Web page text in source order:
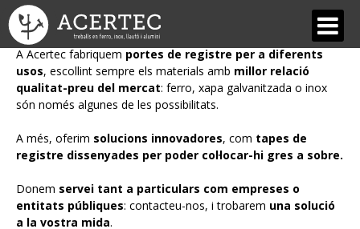
QUI SOM
Acertec
Equip
Les nostres avantatges
Portes de Registre
A Acertec fabriquem portes de registre per a diferents
usos, escollint sempre els materials amb millor relació
qualitat-preu del mercat: ferro, xapa galvanitzada o inox
són només algunes de les possibilitats.
A més, oferim solucions innovadores, com tapes de
registre dissenyades per poder col·locar-hi gres a sobre.
Donem servei tant a particulars com empreses o
entitats públiques: contacteu-nos, i trobarem una solució
a la vostra mida.